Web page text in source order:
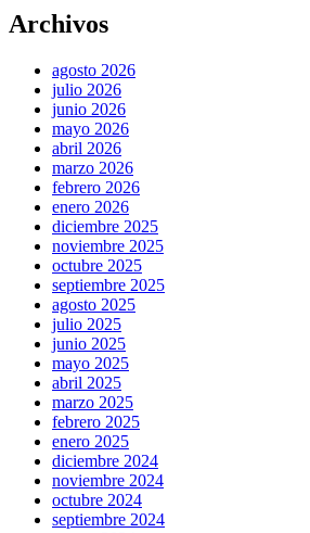
Archivos
agosto 2026
julio 2026
junio 2026
mayo 2026
abril 2026
marzo 2026
febrero 2026
enero 2026
diciembre 2025
noviembre 2025
octubre 2025
septiembre 2025
agosto 2025
julio 2025
junio 2025
mayo 2025
abril 2025
marzo 2025
febrero 2025
enero 2025
diciembre 2024
noviembre 2024
octubre 2024
septiembre 2024